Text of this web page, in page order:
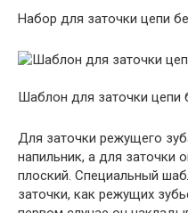
Набор для заточки цепи
Шаблон для заточки цепи
Для заточки режущего
напильник, а для заточки
плоский. Специальный
заточки, как режущих